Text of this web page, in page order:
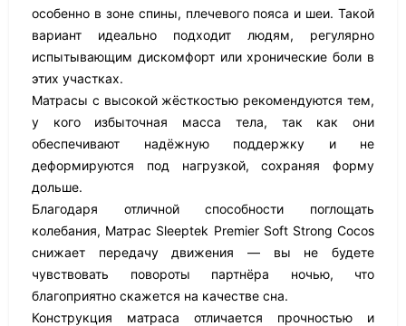
особенно в зоне спины, плечевого пояса и шеи. Такой
вариант идеально подходит людям, регулярно
испытывающим дискомфорт или хронические боли в
этих участках.
Матрасы с высокой жёсткостью рекомендуются тем,
у кого избыточная масса тела, так как они
обеспечивают надёжную поддержку и не
деформируются под нагрузкой, сохраняя форму
дольше.
Благодаря отличной способности поглощать
колебания, Матрас Sleeptek Premier Soft Strong Cocos
снижает передачу движения — вы не будете
чувствовать повороты партнёра ночью, что
благоприятно скажется на качестве сна.
Конструкция матраса отличается прочностью и